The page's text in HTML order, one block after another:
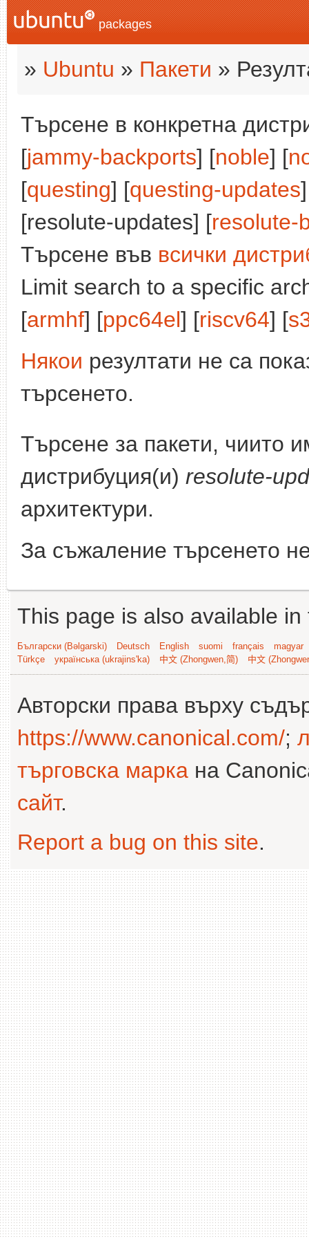
packages
» Ubuntu » Пакети »
Търсене в конкретна
[jammy-backports] [noble] [
[questing] [questing-updates
[resolute-updates] [resolute-
Търсене във всички
Limit search to a specific
[armhf] [ppc64el] [riscv64] [
Някои резултати не са
търсенето.
Търсене за пакети, чиито
дистрибуция(и) resolute-
архитектури.
За съжаление търсенето
This page is also available
Български (Bəlgarski) Deutsch English suomi français
magyar
Türkçe
українська (ukrajins'ka) 中文 (Zhongwen,简) 中文
Авторски права върху
https://www.canonical.com/;
търговска марка на
сайт.
Report a bug on this site.